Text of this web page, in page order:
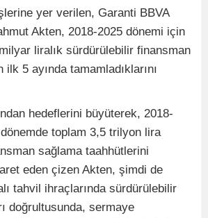
yer verilen, Garanti BBVA
Akten, 2018-2025 dönemi için
liralık sürdürülebilir finansman
5 ayında tamamladıklarını
hedeflerini büyüterek, 2018-
toplam 3,5 trilyon lira
sağlama taahhütlerini
eden çizen Akten, şimdi de
tahvil ihraçlarında sürdürülebilir
doğrultusunda, sermaye